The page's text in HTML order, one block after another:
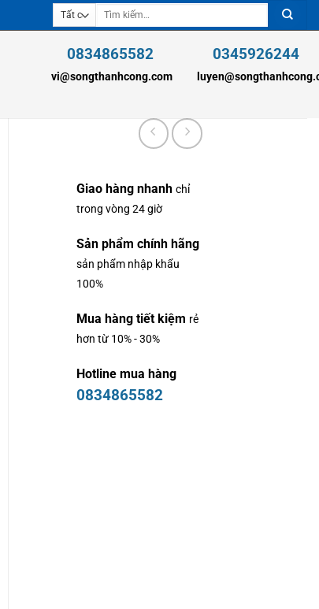
Tìm
0834865582
vi@songthanhcong.com
0345926244
Giao hàng nhanh chỉ
trong vòng 24 giờ
Sản phẩm chính hãng
sản phẩm nhập khẩu
100%
Mua hàng tiết kiệm rẻ
hơn từ 10% - 30%
Hotline mua hàng
0834865582